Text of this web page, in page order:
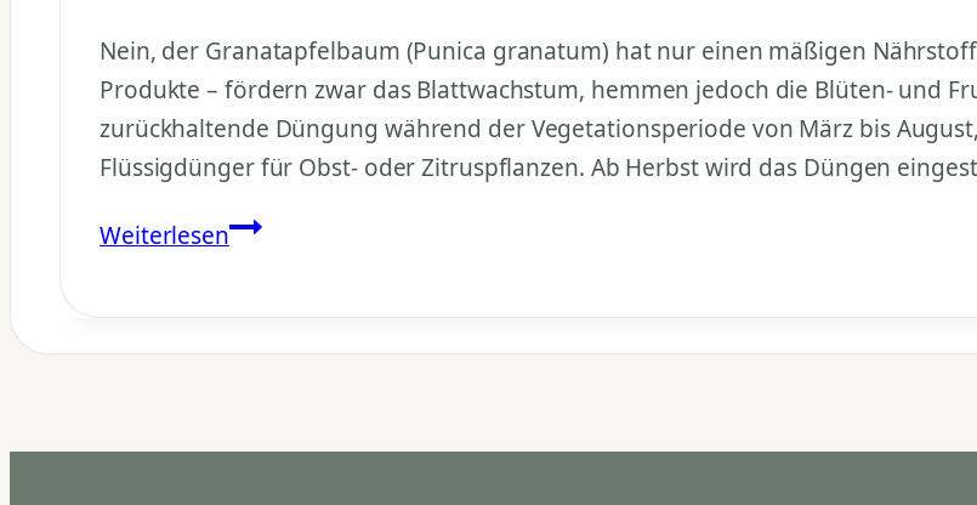
Nein, der Granatapfelbaum (Punica granatum) hat nur einen mäßigen
Produkte – fördern zwar das Blattwachstum, hemmen jedoch die Blüten- und
zurückhaltende Düngung während der Vegetationsperiode von März bis
Flüssigdünger für Obst- oder Zitruspflanzen. Ab Herbst wird das Düngen
WeiterlesenBraucht
viel